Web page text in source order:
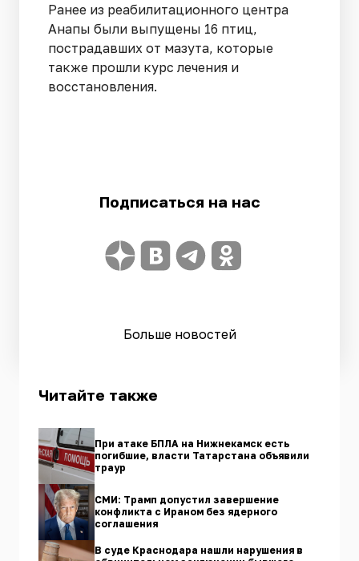
Ранее из реабилитационного центра
Анапы были выпущены 16 птиц,
пострадавших от мазута, которые
также прошли курс лечения и
восстановления.
Подписаться на нас
Больше новостей
Читайте также
При атаке БПЛА на Нижнекамск есть
погибшие, власти Татарстана объявили
траур
СМИ: Трамп допустил завершение
конфликта с Ираном без ядерного
соглашения
В суде Краснодара нашли нарушения в